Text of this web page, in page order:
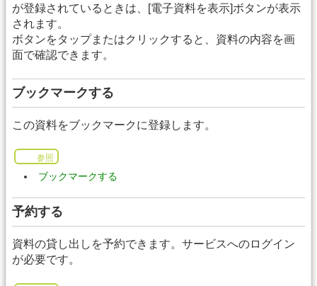
が登録されているときは、[電子資料を表示]ボタンが表示
されます。
ボタンをタップまたはクリックすると、資料の内容を画
面で確認できます。
ブックマークする
この資料をブックマークに登録します。
参照
ブックマークする
予約する
資料の貸し出しを予約できます。サービスへのログイン
が必要です。